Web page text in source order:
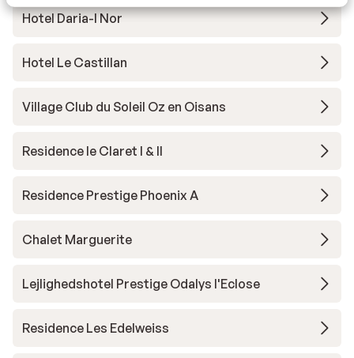
Hotel Daria-I Nor
Hotel Le Castillan
Village Club du Soleil Oz en Oisans
Residence le Claret I & II
Residence Prestige Phoenix A
Chalet Marguerite
Lejlighedshotel Prestige Odalys l'Eclose
Residence Les Edelweiss